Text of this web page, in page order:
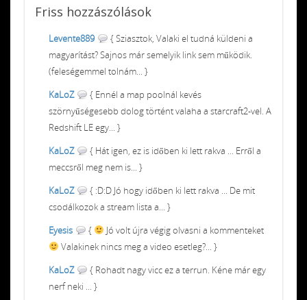
Friss hozzászólások
Levente889
{ Sziasztok, Valaki el tudná küldeni a
magyarítást? Sajnos már semelyik link sem működik.
(feleségemmel tolnám... }
KaLoZ
{ Ennél a map poolnál kevés
szörnyűségesebb dolog történt valaha a starcraft2-vel. A
Redshift LE egy... }
KaLoZ
{ Hát igen, ez is időben ki lett rakva ... Erről a
meccsről meg nem is... }
KaLoZ
{ :D:D Jó hogy időben ki lett rakva ... De mit
csodálkozok a stream lista a... }
Eyesis
{
Jó volt újra végig olvasni a kommenteket
Valakinek nincs meg a video esetleg?... }
KaLoZ
{ Rohadt nagy vicc ez a terrun. Kéne már egy
nerf neki ... }